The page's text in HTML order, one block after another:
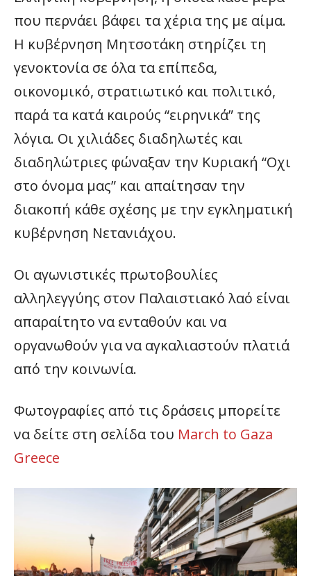
που περνάει βάφει τα χέρια της με αίμα.
Η κυβέρνηση Μητσοτάκη στηρίζει τη
γενοκτονία σε όλα τα επίπεδα,
οικονομικό, στρατιωτικό και πολιτικό,
παρά τα κατά καιρούς “ειρηνικά” της
λόγια. Οι χιλιάδες διαδηλωτές και
διαδηλώτριες φώναξαν την Κυριακή “Οχι
στο όνομα μας” και απαίτησαν την
διακοπή κάθε σχέσης με την εγκληματική
κυβέρνηση Νετανιάχου.
Οι αγωνιστικές πρωτοβουλίες
αλληλεγγύης στον Παλαιστιακό λαό είναι
απαραίτητο να ενταθούν και να
οργανωθούν για να αγκαλιαστούν πλατιά
από την κοινωνία.
Φωτογραφίες από τις δράσεις μπορείτε
να δείτε στη σελίδα του March to Gaza
Greece